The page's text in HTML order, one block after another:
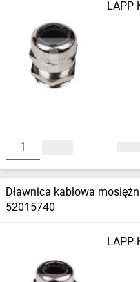
LAPP
Dławnica kablowa
52015740
LAPP